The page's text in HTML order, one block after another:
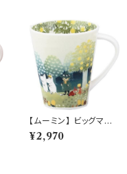
【ムーミン】 ビッグマグ
（丘）【MM3200】MM
3201-35
¥2,970